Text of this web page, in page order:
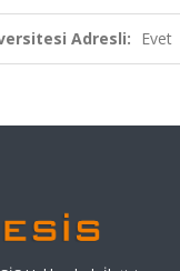
Adresli: Evet